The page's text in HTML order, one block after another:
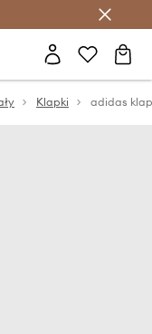
Klapki adidas